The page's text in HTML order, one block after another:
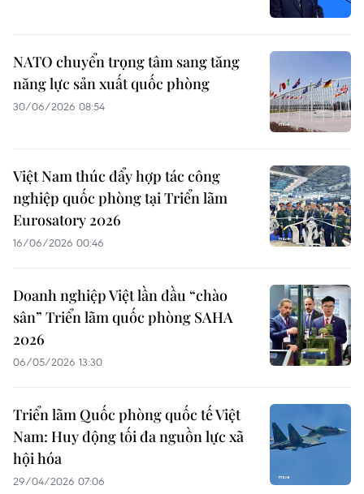
NATO chuyển trọng tâm sang tăng
năng lực sản xuất quốc phòng
30/06/2026 08:54
Việt Nam thúc đẩy hợp tác công
nghiệp quốc phòng tại Triển lãm
Eurosatory 2026
16/06/2026 00:46
Doanh nghiệp Việt lần đầu “chào
sân” Triển lãm quốc phòng SAHA
2026
06/05/2026 13:30
Triển lãm Quốc phòng quốc tế Việt
Nam: Huy động tối đa nguồn lực xã
hội hóa
29/04/2026 07:06